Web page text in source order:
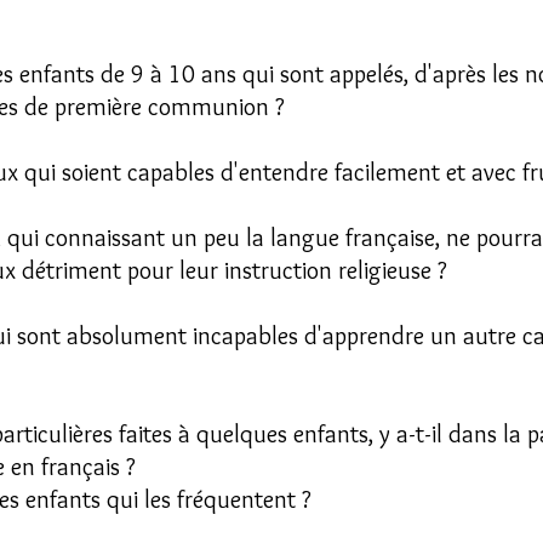
enfants de 9 à 10 ans qui sont appelés, d'après les
de première communion ?
qui soient capables d'entendre facilement et avec
connaissant un peu la langue française, ne
détriment pour leur instruction religieuse ?
sont absolument incapables d'apprendre un autre
faites à quelques enfants, y a-t-il dans la
français ?
enfants qui les fréquentent ?